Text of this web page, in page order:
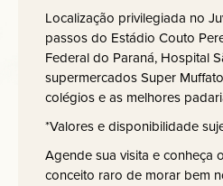
Localização privilegiada no
passos do Estádio Couto
Federal do Paraná, Hospital
supermercados Super
colégios e as melhores
*Valores e disponibilidade
Agende sua visita e conheça
conceito raro de morar bem